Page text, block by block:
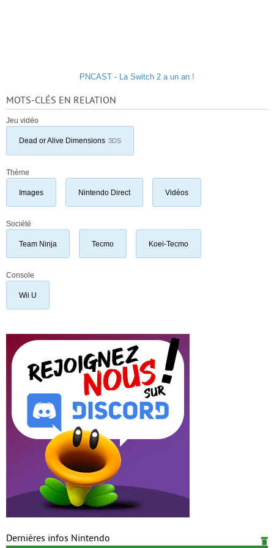
PNCAST - La Switch 2 a un an !
MOTS-CLÉS EN RELATION
Jeu vidéo
Dead or Alive Dimensions 3DS
Thème
Images Nintendo Direct Vidéos
Société
Team Ninja Tecmo Koei-Tecmo
Console
Wii U
Dernières infos Nintendo